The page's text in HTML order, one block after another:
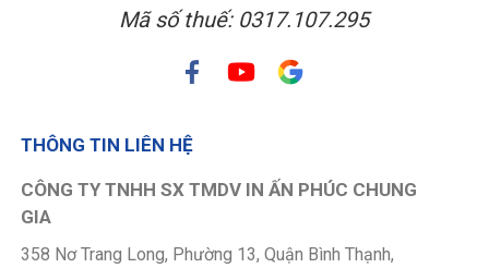
Mã số thuế: 0317.107.295
THÔNG TIN LIÊN HỆ
CÔNG TY TNHH SX TMDV IN ẤN PHÚC CHUNG
GIA
358 Nơ Trang Long, Phường 13, Quận Bình Thạnh,